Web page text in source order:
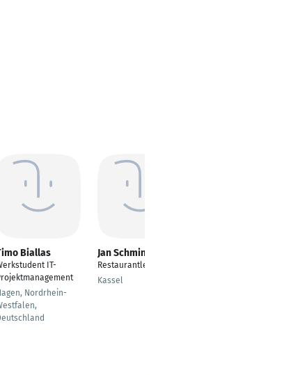
Biallas
IT-
Nordrhein-
Jan Schminke
Restaurantleiter
Kassel